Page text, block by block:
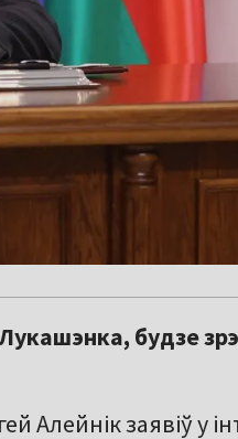
Лукашэнка, будзе
Алейнік заявіў у